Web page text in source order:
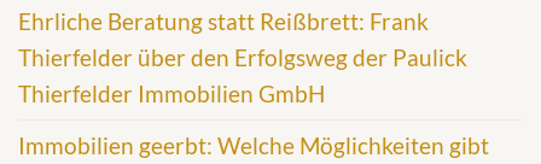
Ehrliche Beratung statt Reißbrett: Frank
Thierfelder über den Erfolgsweg der Paulick
Thierfelder Immobilien GmbH
Immobilien geerbt: Welche Möglichkeiten gibt